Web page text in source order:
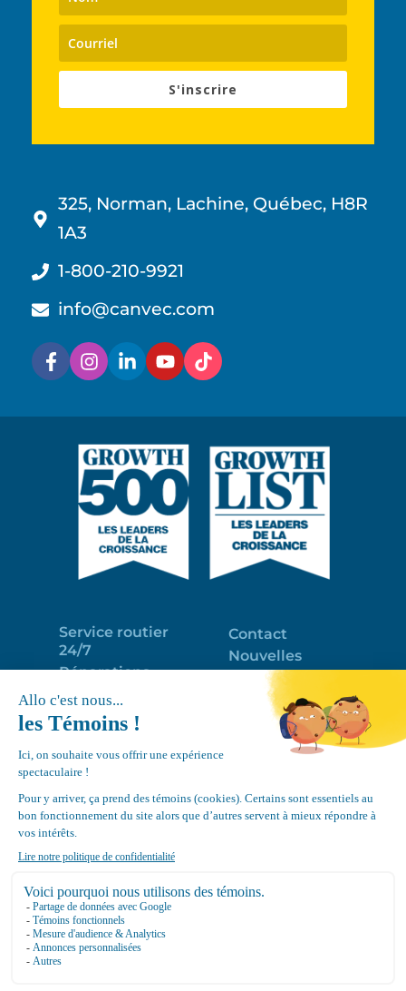
S'inscrire
325, Norman, Lachine, Québec, H8R
1A3
1-800-210-9921
info@canvec.com
Service routier
24/7
Réparations
Programme
d’entretien
Déneigement
de toits
Équipements
Contact
Nouvelles
Portail clients
Emploi
Politique de
Google
4.7